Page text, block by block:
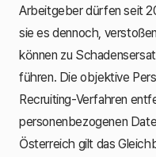
Arbeitgeber dürfen seit
sie es dennoch,
können zu
führen. Die objektive
Recruiting-Verfahren
personenbezogenen
Österreich gilt das